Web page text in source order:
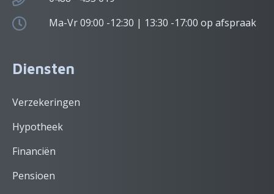
Ma-Vr 09:00 -12:30 | 13:30 -17:00 op afspraak
Diensten
Verzekeringen
Hypotheek
Financiën
Pensioen